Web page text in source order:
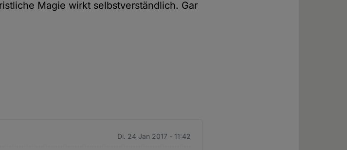
Magie wirkt selbstverständlich. Gar
Di. 24 Jan 2017 - 11:42